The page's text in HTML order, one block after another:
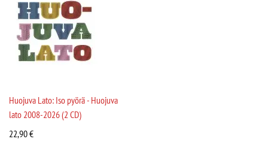
Huojuva Lato: Iso pyörä - Huojuva
lato 2008-2026 (2 CD)
22,90€